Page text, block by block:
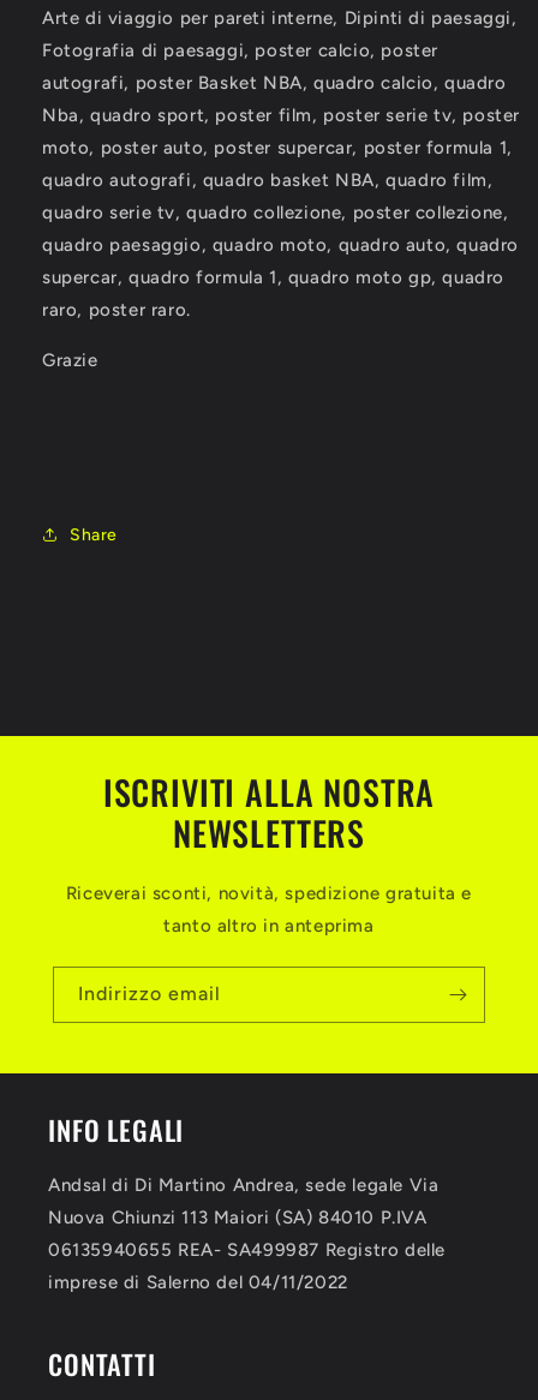
Arte di viaggio per pareti interne, Dipinti di paesaggi,
Fotografia di paesaggi, poster calcio, poster
autografi, poster Basket NBA, quadro calcio, quadro
Nba, quadro sport, poster film, poster serie tv, poster
moto, poster auto, poster supercar, poster formula 1,
quadro autografi, quadro basket NBA, quadro film,
quadro serie tv, quadro collezione, poster collezione,
quadro paesaggio, quadro moto, quadro auto, quadro
supercar, quadro formula 1, quadro moto gp, quadro
raro, poster raro.
Grazie
Share
ISCRIVITI ALLA NOSTRA
NEWSLETTERS
Riceverai sconti, novità, spedizione gratuita e
tanto altro in anteprima
Indirizzo email
INFO LEGALI
Andsal di Di Martino Andrea, sede legale Via
Nuova Chiunzi 113 Maiori (SA) 84010 P.IVA
06135940655 REA- SA499987 Registro delle
imprese di Salerno del 04/11/2022
CONTATTI